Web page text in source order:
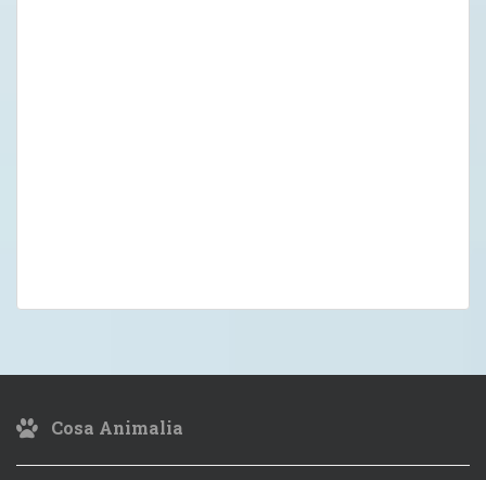
Cosa Animalia